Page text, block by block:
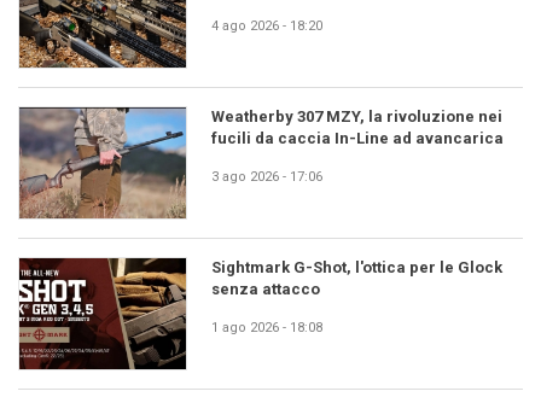
4 ago 2026 - 18:20
Weatherby 307 MZY, la rivoluzione nei
fucili da caccia In-Line ad avancarica
3 ago 2026 - 17:06
Sightmark G-Shot, l'ottica per le Glock
senza attacco
1 ago 2026 - 18:08